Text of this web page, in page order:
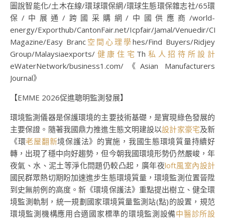
圖說智能化/土木在線/環球環保網/環球生態環保雜志社/65環
保/中展通/跨國采購網/中國供應商/world-
energy/Exporthub/CantonFair.net/Icpfair/Jamal/Venuedir/
Magazine/Easy Branc 空間心理學hes/Find Buyers/Ridjey
Group/Malaysiaexports/ 健康住宅 Th 私人招待所設計
eWaterNetwork/business1.com/《Asian Manufacturers
Journal》
【EMME 2026促進聰明監測發展】
環境監測儀器是保護環境的主要技術基礎，是實現綠色發展的
主要保證。隨著我國鼎力推進生態文明建設以設計家豪宅及新
《環老屋翻新境保護法》的實施，我國生態環境質量持續好
轉，出現了穩中向好趨勢，但今朝我國環境形勢仍然嚴峻，年
夜氣、水、泥土等淨化問題仍較凸起，廣年夜loft風室內設計
國民群眾熱切期盼加速進步生態環境質量，環境監測位置晉陞
到史無前例的高度。新《環境保護法》重點提出樹立、健全環
境監測軌制，統一規劃國家環境質量監測站(點)的設置，規范
環境監測機構應用合適國家標準的環境監測設備中醫診所設